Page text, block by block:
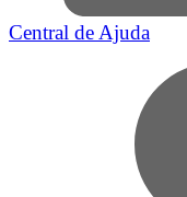
Central de Ajuda